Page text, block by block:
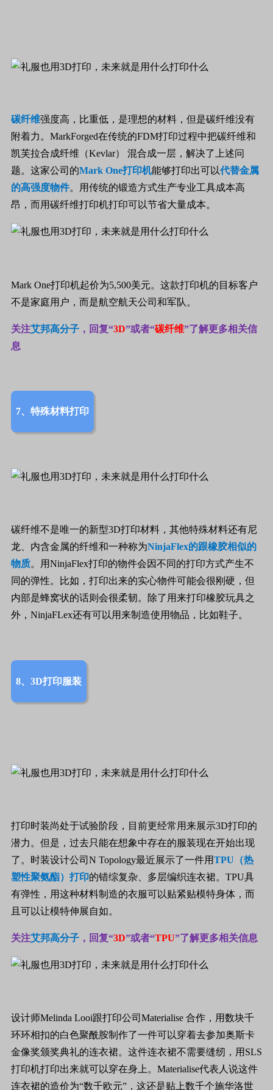
碳纤维强度高，比重低，是理想的材料，但是碳纤维没有
附着力。 MarkForged在传统的FDM打印过程中把碳纤维和
凯芙拉合成纤维（Kevlar）
混合成一层，解决了上述问
题。这家公司的Mark One打印机能够打印出可以代替金属
的高强度物件。用传统的锻造方式生产专业工具成本高
昂，而用碳纤维打印机打印可以节省大量成本。
Mark One打印机起价为5,500美元。这款打印机的目标客户
不是家庭用户，而是航空航天公司和军队。
关注艾邦高分子 ，回复“3D”或者“碳纤维”了解更多相关信
息
7、特殊材料打印
碳纤维不是唯一的新型3D打印材料，其他特殊材料还有尼
龙、内含金属的纤维和一种称为NinjaFlex的跟橡胶相似的
物质。用NinjaFlex打印的物件会因不同的打印方式产生不
同的弹性。比如，打印出来的实心物件可能会很刚硬，但
内部是蜂窝状的话则会很柔韧。除了用来打印橡胶玩具之
外， NinjaFLex还有可以用来制造使用物品，比如鞋子。
8、3D打印服装
打印时装尚处于试验阶段，目前更经常用来展示3D打印的
潜力。但是，过去只能在想象中存在的服装现在开始出现
了。时装设计公司 N Topology最近展示了一件用TPU （热
塑性聚氨酯）打印的错综复杂、多层编织连衣裙。 TPU具
有弹性，用这种材料制造的衣服可以贴紧贴模特身体，而
且可以让模特伸展自如。
关注艾邦高分子 ，回复“3D”或者“TPU”了解更多相关信息
设计师Melinda Looi跟打印公司 Materialise 合作，用数块千
环环相扣的白色聚酰胺制作了一件可以穿着去参加奥斯卡
金像奖颁奖典礼的连衣裙。这件连衣裙不需要缝纫，用 SLS
打印机打印出来就可以穿在身上。 Materialise代表人说这件
连衣裙的造价为“数千欧元”，这还是贴上数千个施华洛世